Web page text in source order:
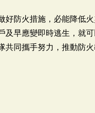
防火措施，必能降低
早應變即時逃生，就
同攜手努力，推動防